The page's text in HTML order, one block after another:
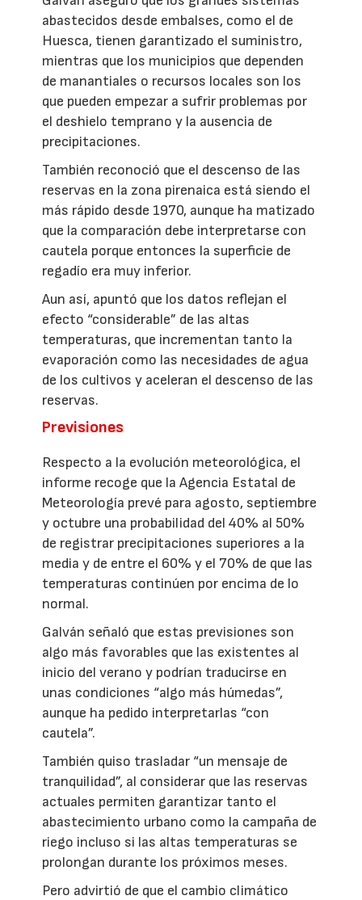
abastecidos desde embalses, como el de
Huesca, tienen garantizado el suministro,
mientras que los municipios que dependen
de manantiales o recursos locales son los
que pueden empezar a sufrir problemas por
el deshielo temprano y la ausencia de
precipitaciones.
También reconoció que el descenso de las
reservas en la zona pirenaica está siendo el
más rápido desde 1970, aunque ha matizado
que la comparación debe interpretarse con
cautela porque entonces la superficie de
regadío era muy inferior.
Aun así, apuntó que los datos reflejan el
efecto “considerable” de las altas
temperaturas, que incrementan tanto la
evaporación como las necesidades de agua
de los cultivos y aceleran el descenso de las
reservas.
Previsiones
Respecto a la evolución meteorológica, el
informe recoge que la Agencia Estatal de
Meteorología prevé para agosto, septiembre
y octubre una probabilidad del 40% al 50%
de registrar precipitaciones superiores a la
media y de entre el 60% y el 70% de que las
temperaturas continúen por encima de lo
normal.
Galván señaló que estas previsiones son
algo más favorables que las existentes al
inicio del verano y podrían traducirse en
unas condiciones “algo más húmedas”,
aunque ha pedido interpretarlas “con
cautela”.
También quiso trasladar “un mensaje de
tranquilidad”, al considerar que las reservas
actuales permiten garantizar tanto el
abastecimiento urbano como la campaña de
riego incluso si las altas temperaturas se
prolongan durante los próximos meses.
Pero advirtió de que el cambio climático